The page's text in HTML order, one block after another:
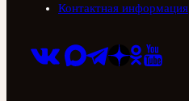
Контактная информация